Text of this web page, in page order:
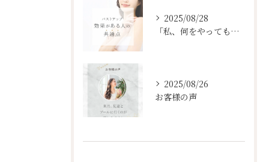
2025/08/28
「私、何をやっても変わらなくて…」
2025/08/26
お客様の声